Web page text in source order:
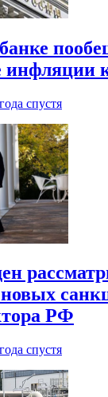
инфляции
спустя
РФ
спустя